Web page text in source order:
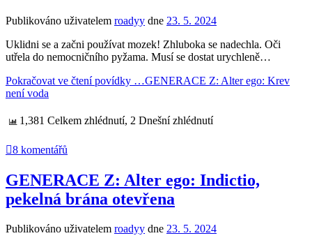
Publikováno uživatelem roadyy dne 23. 5. 2024
Uklidni se a začni používat mozek! Zhluboka se nadechla. Oči
utřela do nemocničního pyžama. Musí se dostat urychleně…
Pokračovat ve čtení povídky …GENERACE Z: Alter ego: Krev
není voda
1,381 Celkem zhlédnutí, 2 Dnešní zhlédnutí
8 komentářů
GENERACE Z: Alter ego: Indictio,
pekelná brána otevřena
Publikováno uživatelem roadyy dne 23. 5. 2024